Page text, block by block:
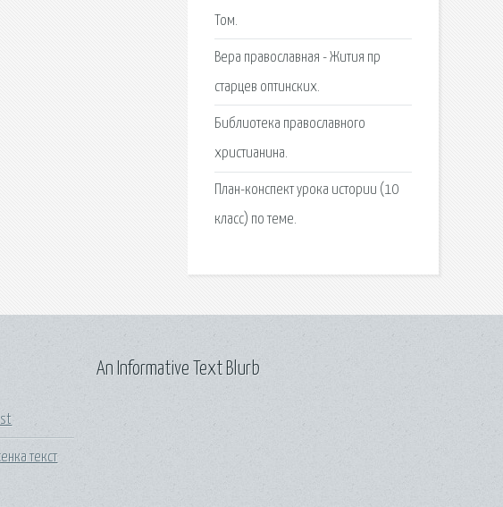
Том.
Вера православная - Жития пр
старцев оптинских.
Библиотека православного
христианина.
План-конспект урока истории (10
класс) по теме.
текст
An Informative Text Blurb